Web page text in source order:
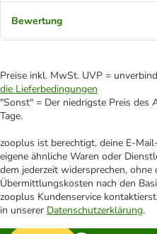
Bewertung
Preise inkl. MwSt. UVP =
die Lieferbedingungen
"Sonst" = Der niedrigste Preis des
Tage.
zooplus ist berechtigt, deine E-
eigene ähnliche Waren oder
dem jederzeit widersprechen,
Übermittlungskosten nach den
zooplus Kundenservice
in unserer Datenschutzerklärung.